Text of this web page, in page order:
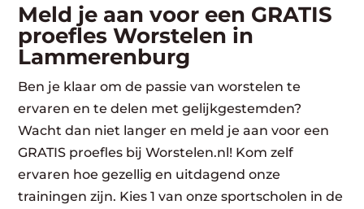
Meld je aan voor een GRATIS
proefles Worstelen in
Lammerenburg
Ben je klaar om de passie van worstelen te
ervaren en te delen met gelijkgestemden?
Wacht dan niet langer en meld je aan voor een
GRATIS proefles bij Worstelen.nl! Kom zelf
ervaren hoe gezellig en uitdagend onze
trainingen zijn. Kies 1 van onze sportscholen in de